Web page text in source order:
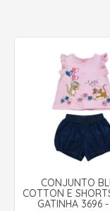
CONJUNTO
COTTON E
GATINHA 3696